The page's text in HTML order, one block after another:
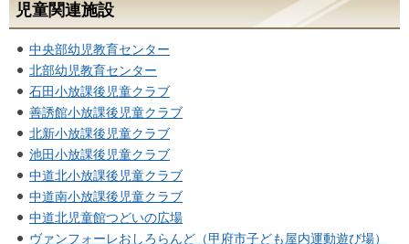
児童関連施設
中央部幼児教育センター
北部幼児教育センター
石田小放課後児童クラブ
善誘館小放課後児童クラブ
北新小放課後児童クラブ
池田小放課後児童クラブ
中道北小放課後児童クラブ
中道南小放課後児童クラブ
中道北児童館つどいの広場
ヴァンフォーレおしろらんど（甲府市子ども屋内運動遊び場）